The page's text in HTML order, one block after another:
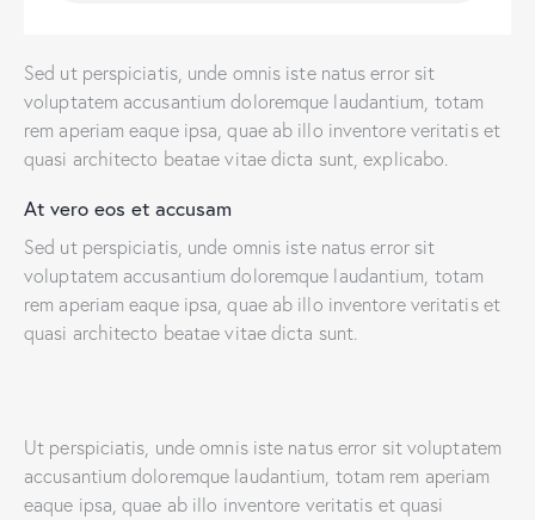
Sed ut perspiciatis, unde omnis iste natus error sit
voluptatem accusantium doloremque laudantium, totam
rem aperiam eaque ipsa, quae ab illo inventore veritatis et
quasi architecto beatae vitae dicta sunt, explicabo.
At vero eos et accusam
Sed ut perspiciatis, unde omnis iste natus error sit
voluptatem accusantium doloremque laudantium, totam
rem aperiam eaque ipsa, quae ab illo inventore veritatis et
quasi architecto beatae vitae dicta sunt.
Ut perspiciatis, unde omnis iste natus error sit voluptatem
accusantium doloremque laudantium, totam rem aperiam
eaque ipsa, quae ab illo inventore veritatis et quasi